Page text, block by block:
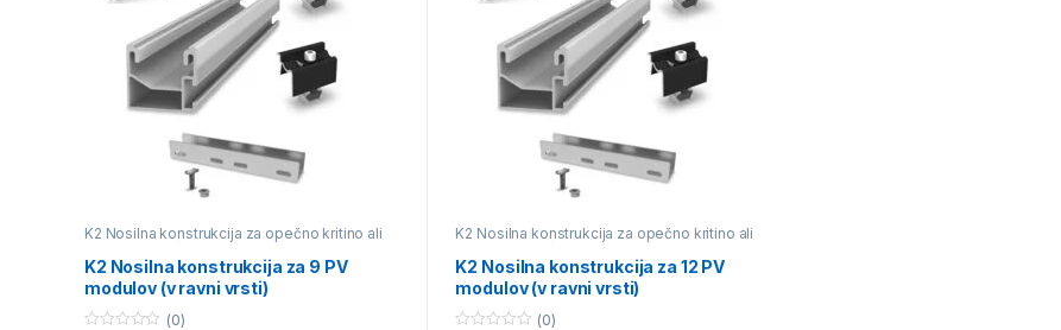
K2 Nosilna konstrukcija za opečno kritino ali
K2 Nosilna konstrukcija za 9 PV
modulov (v ravni vrsti)
(0)
K2 Nosilna konstrukcija za opečno kritino ali
K2 Nosilna konstrukcija za 12 PV
modulov (v ravni vrsti)
(0)